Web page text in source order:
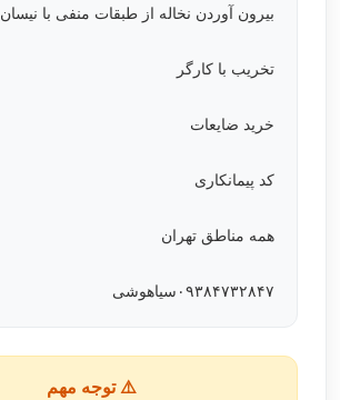
بیرون آوردن نخاله از طبقات منفی با نیسان
تخریب با کارگر
خرید ضایعات
کد پیمانکاری
همه مناطق تهران
۰۹۳۸۴۷۳۲۸۴۷سیاهوشی
⚠️ توجه مهم